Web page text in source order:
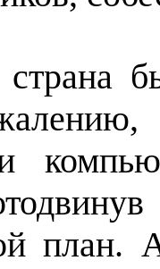
страна
план.